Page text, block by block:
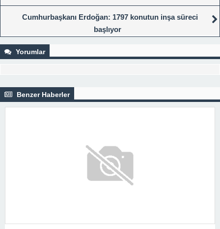
Cumhurbaşkanı Erdoğan: 1797 konutun inşa süreci
başlıyor
Yorumlar
Benzer Haberler